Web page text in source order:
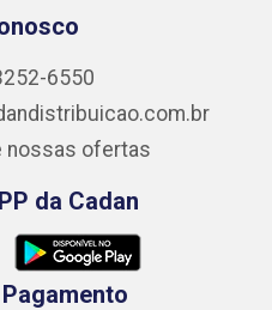
6550
nossas ofertas
da Cadan